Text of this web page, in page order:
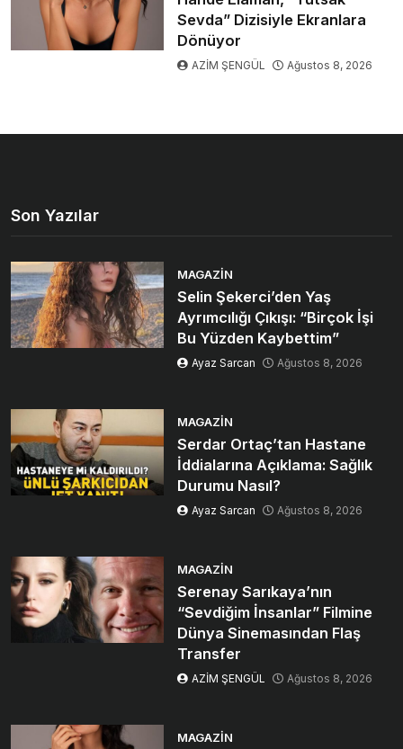
Sevda” Dizisiyle Ekranlara
Dönüyor
AZİM ŞENGÜL Ağustos 8, 2026
Son Yazılar
MAGAZIN
Selin Şekerci’den Yaş
Ayrımcılığı Çıkışı: “Birçok İşi
Bu Yüzden Kaybettim”
Ayaz Sarcan Ağustos 8, 2026
MAGAZIN
Serdar Ortaç’tan Hastane
İddialarına Açıklama: Sağlık
Durumu Nasıl?
Ayaz Sarcan Ağustos 8, 2026
MAGAZIN
Serenay Sarıkaya’nın
“Sevdiğim İnsanlar” Filmine
Dünya Sinemasından Flaş
Transfer
AZİM ŞENGÜL Ağustos 8, 2026
MAGAZIN